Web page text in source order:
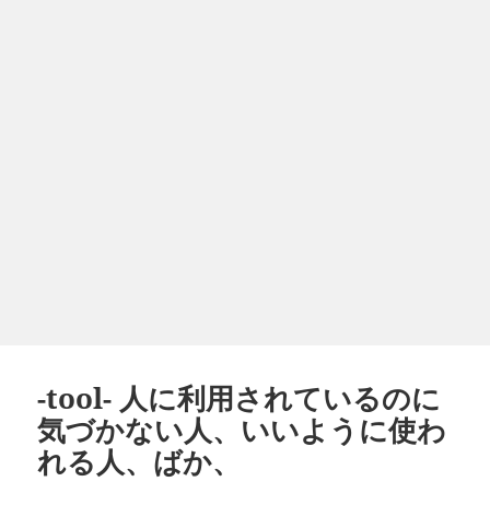
-tool- 人に利用されているのに
気づかない人、いいように使わ
れる人、ばか、